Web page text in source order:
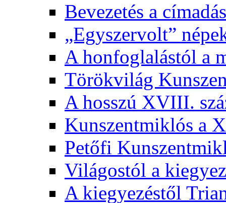
Bevezetés a
„Egyszervolt”
A honfoglalástól a
Törökvilág
A hosszú XVIII.
Kunszentmiklós a
Petőfi
Világostól a
A kiegyezéstől